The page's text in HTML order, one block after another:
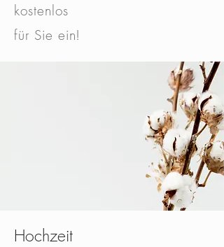
kostenlos
für Sie ein!
Hochzeit